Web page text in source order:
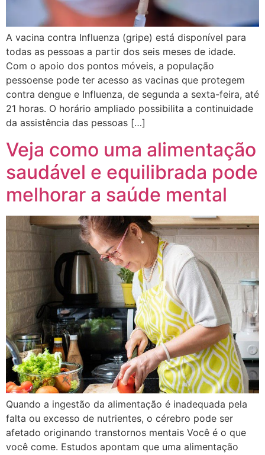
A vacina contra Influenza (gripe) está disponível para
todas as pessoas a partir dos seis meses de idade.
Com o apoio dos pontos móveis, a população
pessoense pode ter acesso as vacinas que protegem
contra dengue e Influenza, de segunda a sexta-feira, até
21 horas. O horário ampliado possibilita a continuidade
da assistência das pessoas […]
Veja como uma alimentação
saudável e equilibrada pode
melhorar a saúde mental
Quando a ingestão da alimentação é inadequada pela
falta ou excesso de nutrientes, o cérebro pode ser
afetado originando transtornos mentais Você é o que
você come. Estudos apontam que uma alimentação